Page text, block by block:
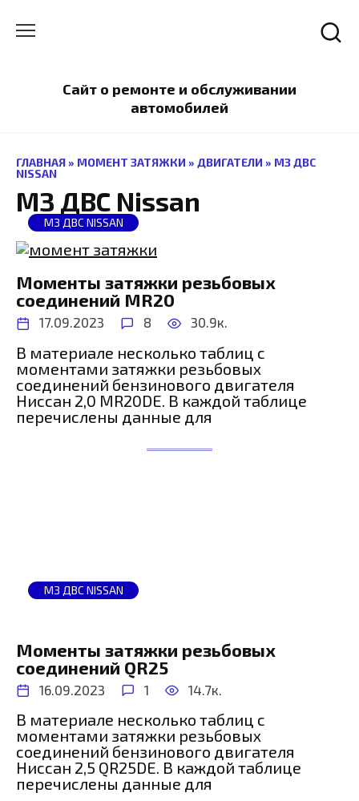
содержанию
Сайт о ремонте и обслуживании
автомобилей
ГЛАВНАЯ » МОМЕНТ ЗАТЯЖКИ » ДВИГАТЕЛИ » МЗ ДВС
NISSAN
МЗ ДВС Nissan
МЗ ДВС NISSAN
Моменты затяжки резьбовых
соединений MR20
17.09.2023 8 30.9к.
В материале несколько таблиц с
моментами затяжки резьбовых
соединений бензинового двигателя
Ниссан 2,0 MR20DE. В каждой таблице
перечислены данные для
МЗ ДВС NISSAN
Моменты затяжки резьбовых
соединений QR25
16.09.2023 1 14.7к.
В материале несколько таблиц с
моментами затяжки резьбовых
соединений бензинового двигателя
Ниссан 2,5 QR25DE. В каждой таблице
перечислены данные для